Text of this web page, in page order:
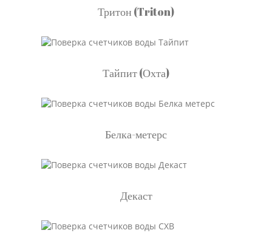
Тритон (Triton)
Тайпит (Охта)
Белка-метерс
Декаст